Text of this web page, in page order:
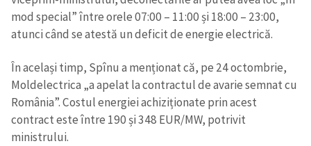
mod special” între orele 07:00 – 11:00 și 18:00 – 23:00,
atunci când se atestă un deficit de energie electrică.
În același timp, Spînu a menționat că, pe 24 octombrie,
Moldelectrica „a apelat la contractul de avarie semnat cu
România”. Costul energiei achiziționate prin acest
contract este între 190 și 348 EUR/MW, potrivit
ministrului.